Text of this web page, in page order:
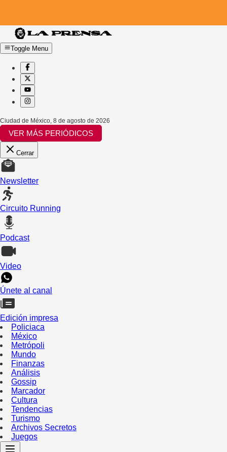
Toggle Menu
Ciudad de México 8 de agosto de 2026
VER MÁS PERIÓDICOS
Cerrar
Newsletter
Circuito Running
Podcast
Video
Únete al canal
Edición impresa
Policiaca
México
Metrópoli
Mundo
Finanzas
Análisis
Gossip
Marcador
Cultura
Tendencias
Turismo
Archivos Secretos
Juegos